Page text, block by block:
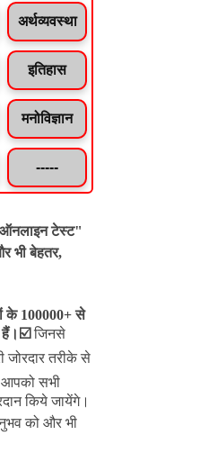
अर्थव्यवस्था
इतिहास
मनोविज्ञान
-----
टेस्ट"
भी बेहतर,
के 100000+ से
☑️ जिनसे
जोरदार तरीके से
आपको सभी
किये जायेंगे।
को और भी